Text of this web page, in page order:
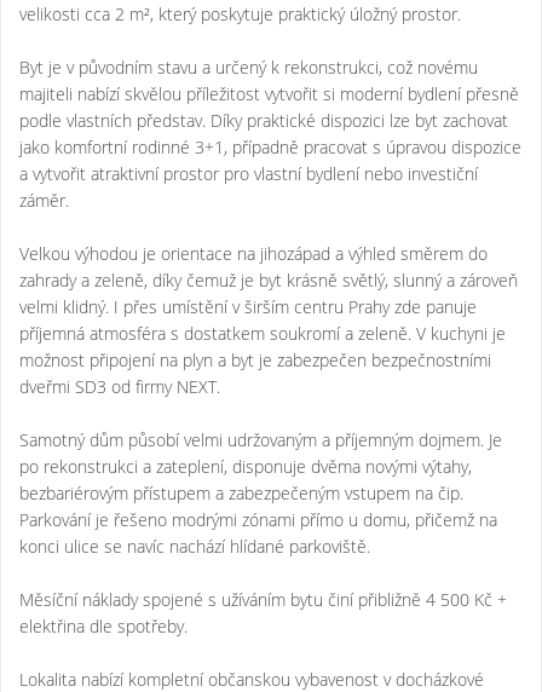
velikosti cca 2 m², který poskytuje praktický úložný prostor.
Byt je v původním stavu a určený k rekonstrukci, což novému
majiteli nabízí skvělou příležitost vytvořit si moderní bydlení přesně
podle vlastních představ. Díky praktické dispozici lze byt zachovat
jako komfortní rodinné 3+1, případně pracovat s úpravou dispozice
a vytvořit atraktivní prostor pro vlastní bydlení nebo investiční
záměr.
Velkou výhodou je orientace na jihozápad a výhled směrem do
zahrady a zeleně, díky čemuž je byt krásně světlý, slunný a zároveň
velmi klidný. I přes umístění v širším centru Prahy zde panuje
příjemná atmosféra s dostatkem soukromí a zeleně. V kuchyni je
možnost připojení na plyn a byt je zabezpečen bezpečnostními
dveřmi SD3 od firmy NEXT.
Samotný dům působí velmi udržovaným a příjemným dojmem. Je
po rekonstrukci a zateplení, disponuje dvěma novými výtahy,
bezbariérovým přístupem a zabezpečeným vstupem na čip.
Parkování je řešeno modrými zónami přímo u domu, přičemž na
konci ulice se navíc nachází hlídané parkoviště.
Měsíční náklady spojené s užíváním bytu činí přibližně 4 500 Kč +
elektřina dle spotřeby.
Lokalita nabízí kompletní občanskou vybavenost v docházkové